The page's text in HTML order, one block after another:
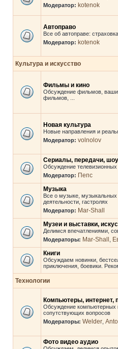
Модератор: kotenok
Автоправо
Все об автоправе:
Модератор: kotenok
Культура и искусство
Фильмы и кино
Обсуждение фильмов, ваши
фильмов, ...
Новая культура
Новые направления и
Модератор: volnolov
Сериалы, передачи, шоу
Обсуждение
Модератор: Пепс
Музыка
Все о музыке, музыкальных
деятельности, гастролях
Модератор: Mar-Shall
Музеи и выставки,
Делимся впечатлениями,
Модераторы: Mar-Shall
Книги
Обсуждаем новинки,
приключения, боевики.
Технологии
Компьютеры, интернет,
Обсуждение компьютерных
сопутствующих вопросов
Модераторы: Welder
Фото видео аудио